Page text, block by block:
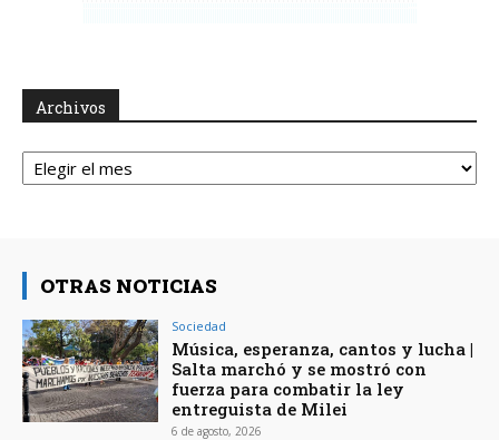
Archivos
Archivos
OTRAS NOTICIAS
Sociedad
Música, esperanza, cantos y lucha |
Salta marchó y se mostró con
fuerza para combatir la ley
entreguista de Milei
6 de agosto, 2026